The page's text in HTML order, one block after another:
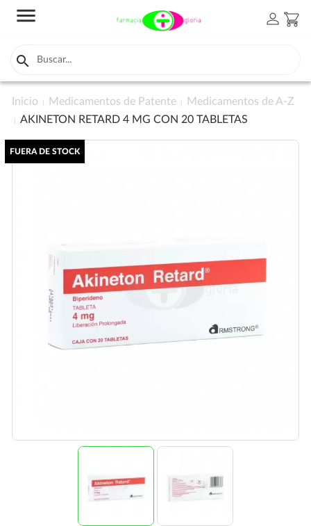
menu person shopping_cart

Inicio Medicamentos de Patente
Medicamentos de A-Z
AKINETON RETARD 4 MG CON 20 TABLETAS
FUERA DE STOCK